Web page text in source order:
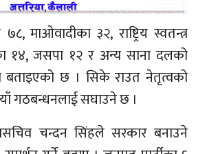
माओवादीका ३२, राष्ट्रिय स्वतन्त्र
१४, जसपा १२ र अन्य साना दलको
छ । सिके राउत नेतृत्वको
गठबन्धनलाई सघाउने छ ।
चन्दन सिंहले सरकार बनाउने